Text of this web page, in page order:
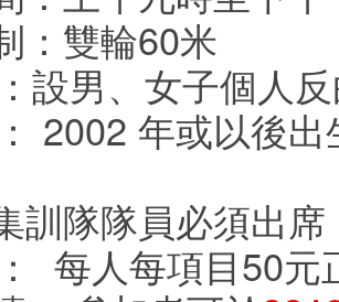
制：雙輪60米
男、女子個人反
2002 年或以後出
訓隊隊員必須出
每人每項目50元